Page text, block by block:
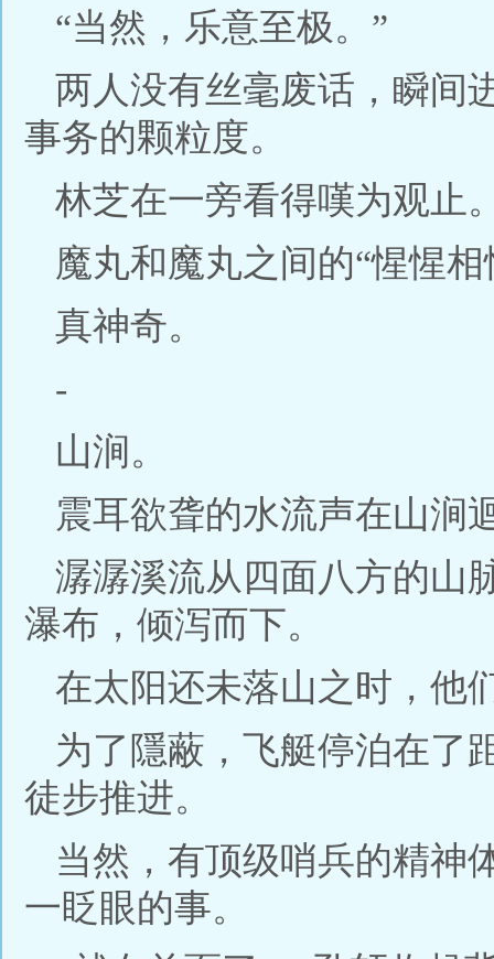
“当然，乐意至极。”
两人没有丝毫废话，瞬间
事务的颗粒度。
林芝在一旁看得嘆为观止
魔丸和魔丸之间的“惺惺
真神奇。
-
山涧。
震耳欲聋的水流声在山涧
潺潺溪流从四面八方的山
瀑布，倾泻而下。
在太阳还未落山之时，他
为了隱蔽，飞艇停泊在了
徒步推进。
当然，有顶级哨兵的精神
一眨眼的事。